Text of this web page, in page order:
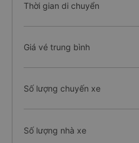
Thời gian di chuyển
Giá vé trung bình
Số lượng chuyến xe
Số lượng nhà xe